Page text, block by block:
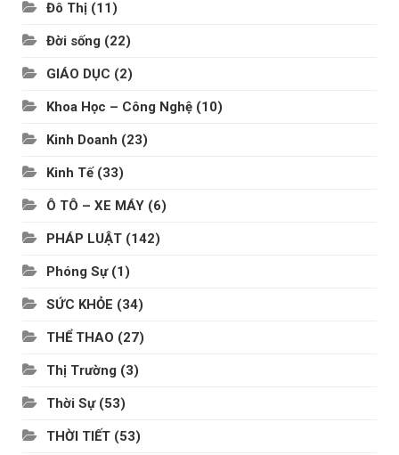
Đô Thị (11)
Đời sống (22)
GIÁO DỤC (2)
Khoa Học – Công Nghệ (10)
Kinh Doanh (23)
Kinh Tế(33)
Ô TÔ – XE MÁY (6)
PHÁP LUẬT (142)
Phóng Sự(1)
SỨC KHỎE (34)
THỂ THAO (27)
Thị Trường (3)
Thời Sự(53)
THỜI TIẾT (53)